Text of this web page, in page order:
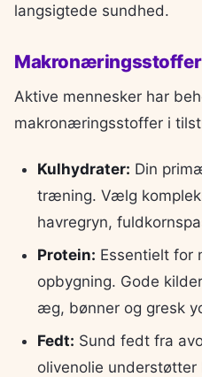
langsigtede sundhed.
Makronæringsstoffer
Aktive mennesker har
makronæringsstoffer i
Kulhydrater: Din
træning. Vælg
havregryn,
Protein: Essentielt for
opbygning. Gode
æg, bønner og gresk
Fedt: Sund fedt fra
olivenolie understøtter